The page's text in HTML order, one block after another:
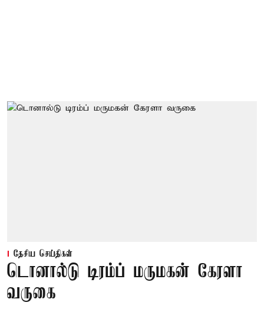
தேசிய செய்திகள்
டொனால்டு டிரம்ப் மருமகன் கேரளா
வருகை